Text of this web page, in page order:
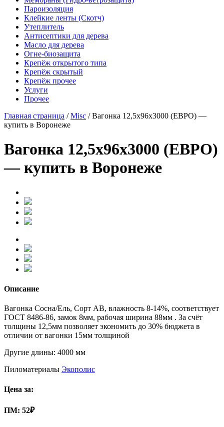
Пароизоляция
Клейкие ленты (Скотч)
Утеплитель
Антисептики для дерева
Масло для дерева
Огне-биозащита
Крепёж открытого типа
Крепёж скрытый
Крепёж прочее
Услуги
Прочее
Главная страница /Misc /Вагонка 12,5х96х3000 (ЕВРО) —
купить в Воронеже
Вагонка 12,5х96х3000 (ЕВРО)
— купить в Воронеже
Описание
Вагонка Сосна/Ель, Сорт АВ, влажность 8-14%, соответствует
ГОСТ 8486-86, замок 8мм, рабочая ширина 88мм . За счёт
толщины 12,5мм позволяет экономить до 30% бюджета в
отличии от вагонки 15мм толщиной
Другие длины: 4000 мм
Пиломатериалы Экополис
Цена за:
ПМ: 52₽